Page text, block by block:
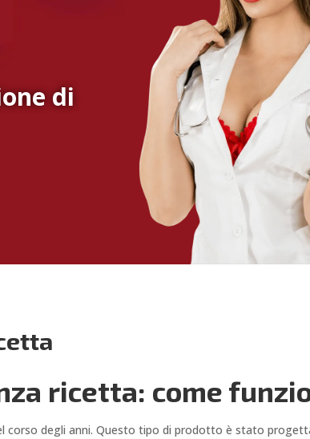
di
ricetta: come
corso degli anni. Questo tipo di prodotto è stato